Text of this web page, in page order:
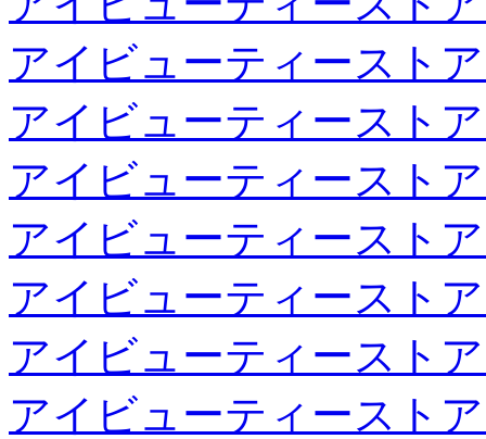
アイビューティースト
アイビューティースト
アイビューティースト
アイビューティースト
アイビューティースト
アイビューティースト
アイビューティースト